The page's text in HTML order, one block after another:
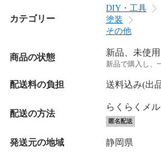
カテゴリー
DIY・工具
塗装
その他
商品の状態 新品、未使用
新品で購入し、
配送料の負担 送料込み(出
配送の方法
らくらくメ
匿名配送
発送元の地域 静岡県